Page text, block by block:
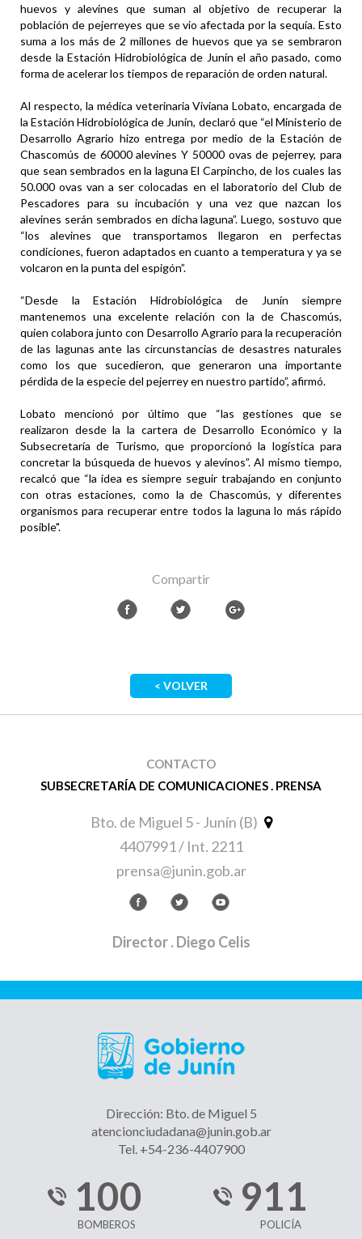
huevos y alevines que suman al objetivo de recuperar la
población de pejerreyes que se vio afectada por la sequía. Esto
suma a los más de 2 millones de huevos que ya se sembraron
desde la Estación Hidrobiológica de Junín el año pasado, como
forma de acelerar los tiempos de reparación de orden natural.
Al respecto, la médica veterinaria Viviana Lobato, encargada de
la Estación Hidrobiológica de Junín, declaró que “el Ministerio de
Desarrollo Agrario hizo entrega por medio de la Estación de
Chascomús de 60000 alevines Y 50000 ovas de pejerrey, para
que sean sembrados en la laguna El Carpincho, de los cuales las
50.000 ovas van a ser colocadas en el laboratorio del Club de
Pescadores para su incubación y una vez que nazcan los
alevines serán sembrados en dicha laguna”. Luego, sostuvo que
“los alevines que transportamos llegaron en perfectas
condiciones, fueron adaptados en cuanto a temperatura y ya se
volcaron en la punta del espigón”.
“Desde la Estación Hidrobiológica de Junín siempre
mantenemos una excelente relación con la de Chascomús,
quien colabora junto con Desarrollo Agrario para la recuperación
de las lagunas ante las circunstancias de desastres naturales
como los que sucedieron, que generaron una importante
pérdida de la especie del pejerrey en nuestro partido”, afirmó.
Lobato mencionó por último que “las gestiones que se
realizaron desde la la cartera de Desarrollo Económico y la
Subsecretaría de Turismo, que proporcionó la logística para
concretar la búsqueda de huevos y alevinos”. Al mismo tiempo,
recalcó que “la idea es siempre seguir trabajando en conjunto
con otras estaciones, como la de Chascomús, y diferentes
organismos para recuperar entre todos la laguna lo más rápido
posible".
Compartir
< VOLVER
CONTACTO
SUBSECRETARÍA DE COMUNICACIONES . PRENSA
Bto. de Miguel 5 - Junín (B)
4407991 / Int. 2211
prensa@junin.gob.ar
Director. Diego Celis
Dirección: Bto. de Miguel 5
atencionciudadana@junin.gob.ar
Tel. +54-236-4407900
100
BOMBEROS
911
POLICÍA